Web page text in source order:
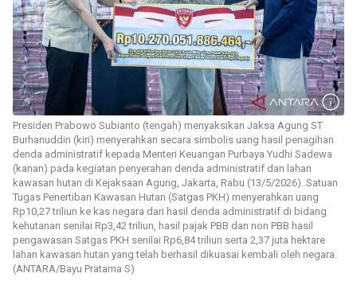
Presiden Prabowo Subianto (tengah) menyaksikan Jaksa Agung ST
Burhanuddin (kiri) menyerahkan secara simbolis uang hasil penagihan
denda administratif kepada Menteri Keuangan Purbaya Yudhi Sadewa
(kanan) pada kegiatan penyerahan denda administratif dan lahan
kawasan hutan di Kejaksaan Agung, Jakarta, Rabu (13/5/2026). Satuan
Tugas Penertiban Kawasan Hutan (Satgas PKH) menyerahkan uang
Rp10,27 triliun ke kas negara dari hasil denda administratif di bidang
kehutanan senilai Rp3,42 triliun, hasil pajak PBB dan non PBB hasil
pengawasan Satgas PKH senilai Rp6,84 triliun serta 2,37 juta hektare
lahan kawasan hutan yang telah berhasil dikuasai kembali oleh negara.
(ANTARA/Bayu Pratama S)